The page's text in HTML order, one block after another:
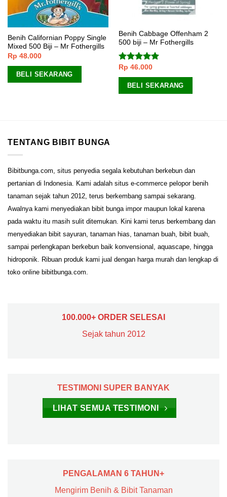
Benih Californian Poppy Single
Mixed 500 Biji – Mr Fothergills
Rp 48.000
BELI SEKARANG
Benih Cabbage Offenham 2
500 biji – Mr Fothergills
Dinilai5.00
dari 5
Rp 46.000
BELI SEKARANG
TENTANG BIBIT BUNGA
Bibitbunga.com, situs penyedia segala kebutuhan berkebun dan
pertanian di Indonesia. Kami adalah situs e-commerce pelopor benih
tanaman sejak tahun 2012, terus berkembang sampai sekarang.
Awalnya kami menyediakan bibit bunga impor maupun lokal karena
pada waktu itu masih sulit ditemukan. Kini kami terus berkembang dan
menyediakan bibit sayuran, tanaman hias, tanaman buah, bibit buah,
sampai perlengkapan berkebun baik konvensional, aquascape, hingga
hidroponik. Ribuan produk kami jual dengan harga murah dan lengkap di
toko online bibitbunga.com.
100.000+ ORDER SELESAI
Sejak tahun 2012
TESTIMONI SUPER BANYAK
LIHAT SEMUA TESTIMONI
PENGALAMAN 6 TAHUN+
Mengirim Benih & Bibit Tanaman